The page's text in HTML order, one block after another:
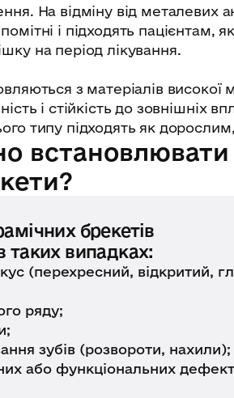
На відміну від металевих
і підходять пацієнтам,
на період лікування.
з матеріалів високої
і стійкість до зовнішніх
типу підходять як дорослим,
встановлювати
брекетів
таких випадках:
(перехресний, відкритий,
ряду;
зубів (розвороти, нахили);
або функціональних